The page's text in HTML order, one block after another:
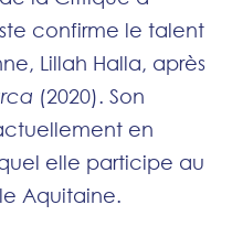
confirme le talent
Lillah Halla, après
(2020). Son
en
elle participe au
Aquitaine.